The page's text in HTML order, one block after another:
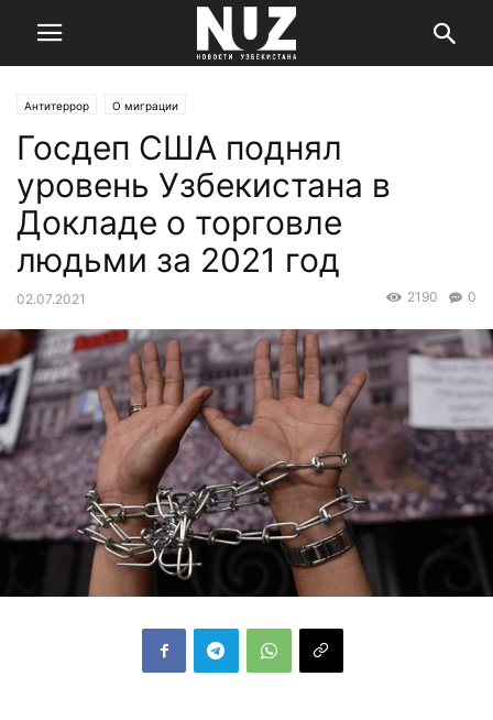
Антитеррор О миграции
Госдеп США поднял
уровень Узбекистана в
Докладе о торговле
людьми за 2021 год
02.07.2021 0
2190